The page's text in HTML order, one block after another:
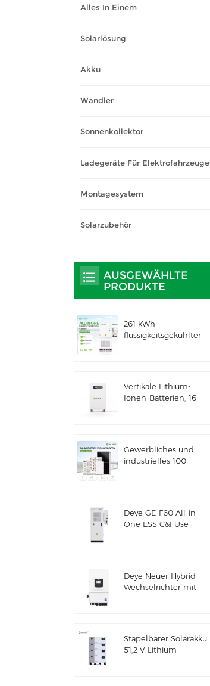
Alles In Einem
Solarlösung
Akku
Wandler
Sonnenkollektor
Ladegeräte Für Elektrofahrzeuge
Montagesystem
Solarzubehör
AUSGEWÄHLTE
PRODUKTE
261 kWh
flüssigkeitsgekühlter
Anwendungen IP66
ESS
Vertikale Lithium-
Ionen-Batterien, 16
Gewerbliches und
industrielles 100-
Deye GE-F60 All-in-
One ESS C&I Use
51,2V 100Ah
Deye Neuer Hybrid-
Wechselrichter mit
Stapelbarer Solarakku
51,2 V Lithium-